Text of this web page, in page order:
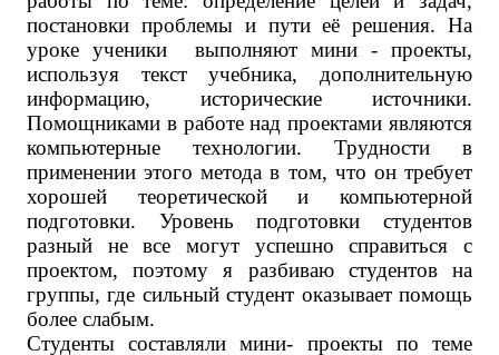
постановки проблемы и пути её решения. На
уроке ученики выполняют мини - проекты,
используя текст учебника, дополнительную
информацию, исторические источники.
Помощниками в работе над проектами являются
компьютерные технологии. Трудности в
применении этого метода в том, что он требует
хорошей теоретической и компьютерной
подготовки. Уровень подготовки студентов
разный не все могут успешно справиться с
проектом, поэтому я разбиваю студентов на
группы, где сильный студент оказывает помощь
более слабым.
Студенты составляли мини- проекты по теме